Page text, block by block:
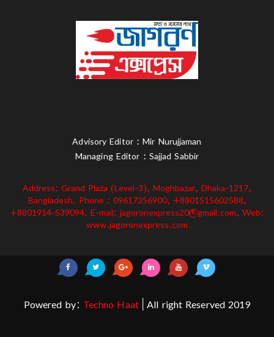
Advisory Editor : Mir Nurujjaman
Managing Editor : Sajjad Sabbir
Address: Grand Plaza (Level-3), Moghbazar, Dhaka-1217,
Bangladesh. Phone : 09617356900, +8801515602588,
+8801914-539094. E-mail: jagoronexpress20@gmail.com, Web:
www.jagoronexpress.com
Powered by: Techno Haat| All right Reserved 2019